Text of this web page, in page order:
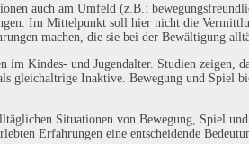
auch am Umfeld (z.B.:
Im Mittelpunkt soll hier nicht die
machen, die sie bei der Bewältigung
Kindes- und Jugendalter. Studien
gleichaltrige Inaktive. Bewegung und
Situationen von Bewegung, Spiel
Erfahrungen eine entscheidende